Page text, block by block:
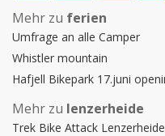
Mehr zu ferien
Umfrage an alle Camper
Whistler mountain
Hafjell Bikepark 17.juni
Mehr zu lenzerheide
Trek Bike Attack Lenzerheide